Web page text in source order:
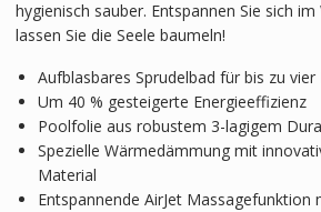
hygienisch sauber. Entspannen Sie sich
lassen Sie die Seele baumeln!
Aufblasbares Sprudelbad für bis zu vier
Um 40 % gesteigerte Energieeffizienz
Poolfolie aus robustem 3-lagigem
Spezielle Wärmedämmung mit
Material
Entspannende AirJet­­ Massagefunktion